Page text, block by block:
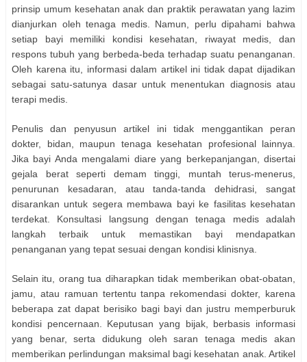
prinsip umum kesehatan anak dan praktik perawatan yang lazim
dianjurkan oleh tenaga medis. Namun, perlu dipahami bahwa
setiap bayi memiliki kondisi kesehatan, riwayat medis, dan
respons tubuh yang berbeda-beda terhadap suatu penanganan.
Oleh karena itu, informasi dalam artikel ini tidak dapat dijadikan
sebagai satu-satunya dasar untuk menentukan diagnosis atau
terapi medis.
Penulis dan penyusun artikel ini tidak menggantikan peran
dokter, bidan, maupun tenaga kesehatan profesional lainnya.
Jika bayi Anda mengalami diare yang berkepanjangan, disertai
gejala berat seperti demam tinggi, muntah terus-menerus,
penurunan kesadaran, atau tanda-tanda dehidrasi, sangat
disarankan untuk segera membawa bayi ke fasilitas kesehatan
terdekat. Konsultasi langsung dengan tenaga medis adalah
langkah terbaik untuk memastikan bayi mendapatkan
penanganan yang tepat sesuai dengan kondisi klinisnya.
Selain itu, orang tua diharapkan tidak memberikan obat-obatan,
jamu, atau ramuan tertentu tanpa rekomendasi dokter, karena
beberapa zat dapat berisiko bagi bayi dan justru memperburuk
kondisi pencernaan. Keputusan yang bijak, berbasis informasi
yang benar, serta didukung oleh saran tenaga medis akan
memberikan perlindungan maksimal bagi kesehatan anak. Artikel